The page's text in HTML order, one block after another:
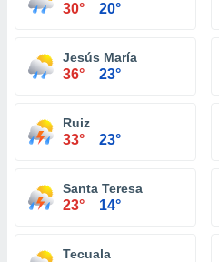
30° 20°
Jesús María
36° 23°
Ruiz
33° 23°
Santa Teresa
23° 14°
Tecuala